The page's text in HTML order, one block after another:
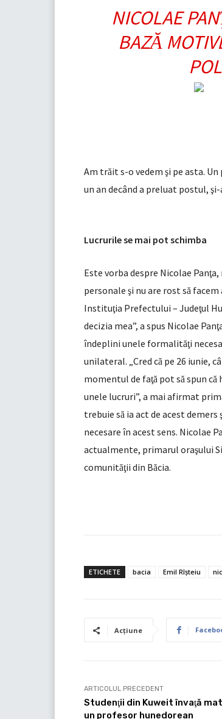
NICOLAE PAN
BAZĂ
Am trăit s-o vedem şi pe asta.
un an decând a preluat postul, şi-
Lucrurile se mai pot schimba
Este vorba despre Nicolae Panţa,
personale şi nu are rost să facem
Instituţia Prefectului – Judeţul
decizia mea”, a spus Nicolae Panţ
îndeplini unele formalităţi
unilateral. „Cred că pe 26 iunie,
momentul de faţă pot să spun că
unele lucruri”, a mai afirmat
trebuie să ia act de acest demers
necesare în acest sens. Nicolae
actualmente, primarul oraşului
comunităţii din Băcia.
ETICHETE bacia Emil Rîşteiu
Acțiune
ARTICOLUL PRECEDENT
Studenţii din Kuweit învaţă
un profesor hunedorean